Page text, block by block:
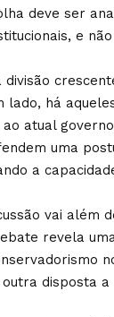
deve ser
e
divisão
lado, há
atual
uma
a
vai além
revela
disposta a